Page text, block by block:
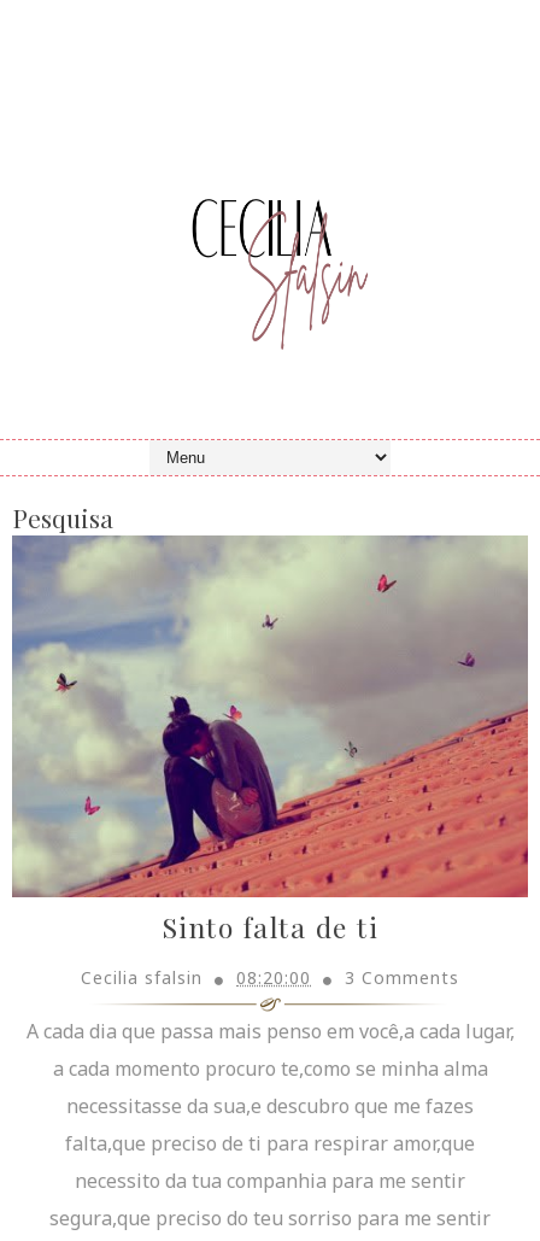
Pesquisa
Sinto falta de ti
Cecilia sfalsin 08:20:00 3 Comments
A cada dia que passa mais penso em você,a cada lugar,
a cada momento procuro te,como se minha alma
necessitasse da sua,e descubro que me fazes
falta,que preciso de ti para respirar amor,que
necessito da tua companhia para me sentir
segura,que preciso do teu sorriso para me sentir